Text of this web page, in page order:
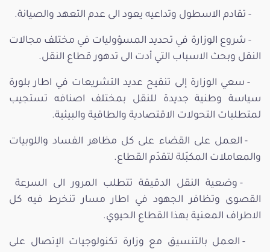
- تقادم الاسطول وتداعيه يعود الى عدم التعهد والصيانة.
- شروع الوزارة في تحديد المسؤوليات في مختلف مجالات
النقل وبحث الاسباب التي أدت الى تدهور قطاع النقل.
- سعي الوزارة إلى تنقيح عديد التشريعات في اطار بلورة
سياسة وطنية جديدة للنقل بمختلف اصنافه تستجيب
لمتطلبات التحولات الاقتصادية والطاقية والبيئية.
- العمل على القضاء على كل مظاهر الفساد واللوبيات
والمعاملات المكبّلة لتقدّم القطاع.
- وضعية النقل الدقيقة تتطلب المرور الى السرعة
القصوى وتظافر الجهود في اطار مسار تنخرط فيه كل
الاطراف المعنية بهذا القطاع الحيوي.
- العمل بالتنسيق مع وزارة تكنولوجيات الإتصال على